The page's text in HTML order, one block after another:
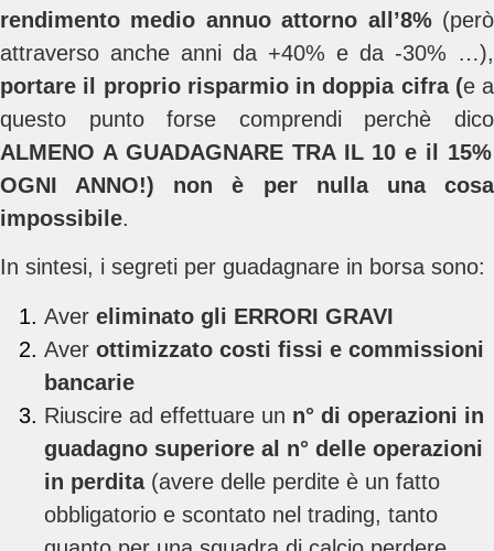
rendimento medio annuo attorno all’8% (però
attraverso anche anni da +40% e da -30% …),
portare il proprio risparmio in doppia cifra (e a
questo punto forse comprendi perchè dico
ALMENO A GUADAGNARE TRA IL 10 e il 15%
OGNI ANNO!) non è per nulla una cosa
impossibile.
In sintesi, i segreti per guadagnare in borsa sono:
Aver eliminato gli ERRORI GRAVI
Aver ottimizzato costi fissi e commissioni
bancarie
Riuscire ad effettuare un n° di operazioni in
guadagno superiore al n° delle operazioni
in perdita(avere delle perdite è un fatto
obbligatorio e scontato nel trading, tanto